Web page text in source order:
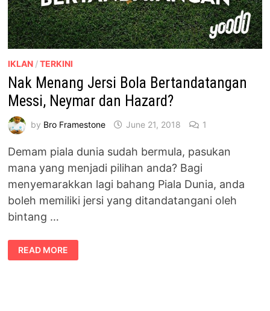
IKLAN /TERKINI
Nak Menang Jersi Bola Bertandatangan
Messi, Neymar dan Hazard?
by Bro Framestone June 21, 2018 1
Demam piala dunia sudah bermula, pasukan
mana yang menjadi pilihan anda? Bagi
menyemarakkan lagi bahang Piala Dunia, anda
boleh memiliki jersi yang ditandatangani oleh
bintang …
NAK
MENANG
JERSI
READ MORE